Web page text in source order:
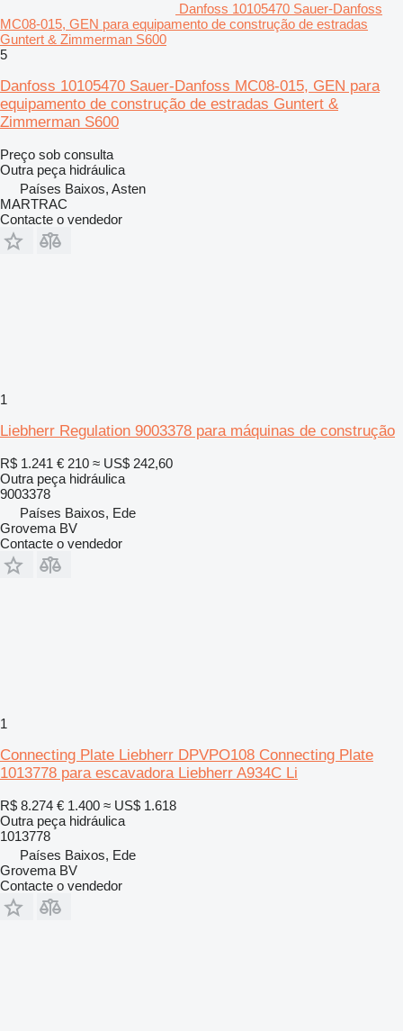
Danfoss 10105470 Sauer-Danfoss
MC08-015, GEN para equipamento de construção de estradas
Guntert & Zimmerman S600
5
Danfoss 10105470 Sauer-Danfoss MC08-015, GEN para
equipamento de construção de estradas Guntert &
Zimmerman S600
Preço sob consulta
Outra peça hidráulica
Países Baixos, Asten
MARTRAC
Contacte o vendedor
1
Liebherr Regulation 9003378 para máquinas de construção
R$ 1.241 € 210 ≈ US$ 242,60
Outra peça hidráulica
9003378
Países Baixos, Ede
Grovema BV
Contacte o vendedor
1
Connecting Plate Liebherr DPVPO108 Connecting Plate
1013778 para escavadora Liebherr A934C Li
R$ 8.274 € 1.400 ≈ US$ 1.618
Outra peça hidráulica
1013778
Países Baixos, Ede
Grovema BV
Contacte o vendedor